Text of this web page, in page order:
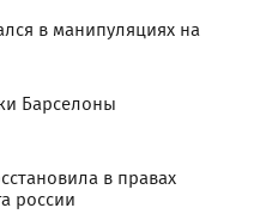
в манипуляциях на
Барселоны
в правах
россии